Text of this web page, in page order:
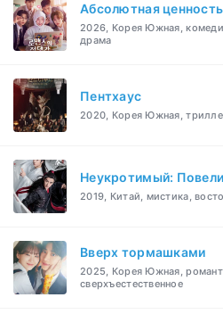
Абсолютная
2026, Корея Южная,
драма
Пентхаус
2020, Корея Южная,
Неукротимый:
2019, Китай, мистика,
Вверх тормашками
2025, Корея Южная,
сверхъестественное